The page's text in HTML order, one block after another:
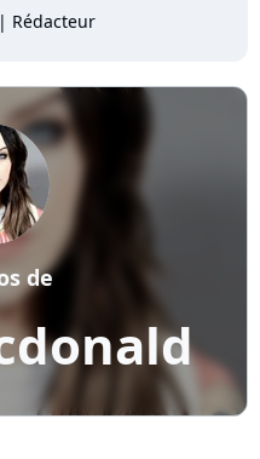
| Rédacteur
de